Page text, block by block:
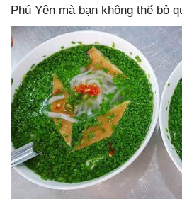
Phú Yên mà bạn không thể bỏ